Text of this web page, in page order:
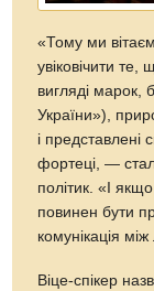
«Тому ми
увіковічити
вигляді марок,
України»),
і представлені
фортеці, —
політик. «І
повинен бути
комунікація
Віце-спікер